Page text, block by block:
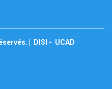
| DISI - UCAD